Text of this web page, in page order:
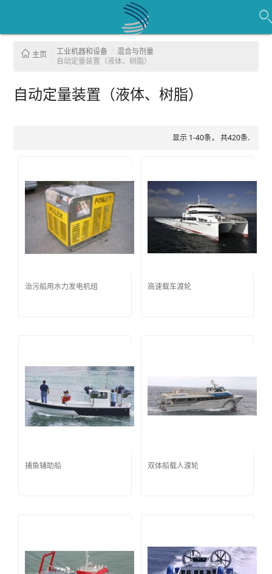
主页 工业机器和设备
混合与剂量
自动定量装置（液体、树脂）
自动定量装置（液体、树脂）
显示 1-40条， 共420条.
治污船用水力发电机组 高速载车渡轮
捕鱼辅助船 双体船载人渡轮